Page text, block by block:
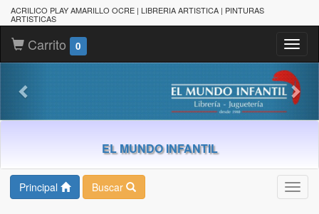
ACRILICO PLAY AMARILLO OCRE | LIBRERIA ARTISTICA | PINTURAS
ARTISTICAS
Carrito 0
EL MUNDO INFANTIL
Principal Buscar